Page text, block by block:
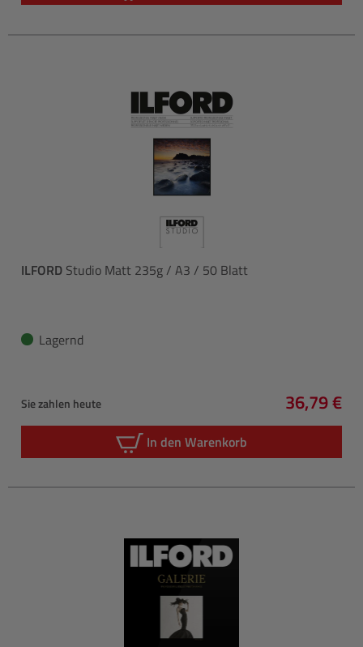
ILFORD Studio Matt 235g / A3 / 50 Blatt
Lagernd
Sie zahlen heute 36,79 €
In den Warenkorb